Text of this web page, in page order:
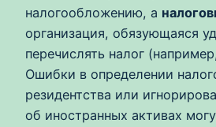
налогообложению, а
организация, обязующаяся
перечислять налог
Ошибки в определении
резидентства или
об иностранных активах